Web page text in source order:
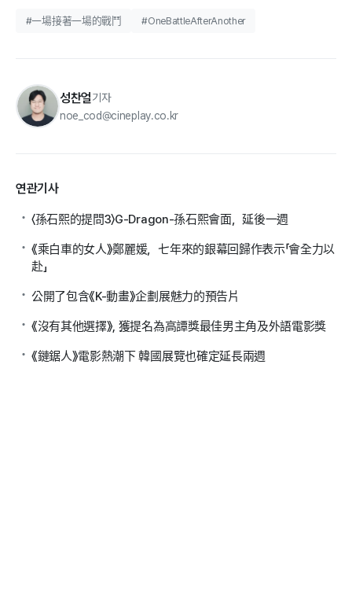
#一場接著一場的戰鬥 #OneBattleAfterAnother
성찬얼기자
noe_cod@cineplay.co.kr
연관기사
〈孫石熙的提問3〉G-Dragon-孫石熙會面，延後一週
《乘白車的女人》鄭麗媛，七年來的銀幕回歸作表示「會全力以
赴」
公開了包含《K-動畫》企劃展魅力的預告片
《沒有其他選擇》, 獲提名為高譚獎最佳男主角及外語電影獎
《鏈鋸人》電影熱潮下 韓國展覽也確定延長兩週